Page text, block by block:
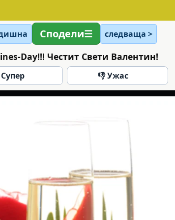
Сподели следваща >
Day!!! Честит Свети Валентин!
Супер 👎 Ужас